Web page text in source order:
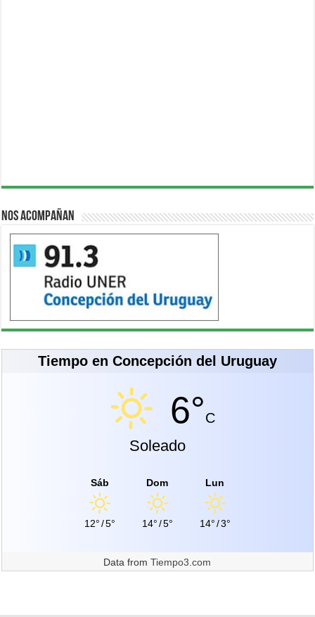
Nos acompañan
Tiempo en Concepción del Uruguay
6°C
Soleado
Sáb
12°/5°
Dom
14°/5°
Lun
14°/3°
Data fromTiempo3.com